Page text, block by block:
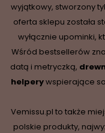
wyjątkowy, stworzony
oferta sklepu została
wyłącznie upominki,
Wśród bestsellerów
datą i metryczką,
helperywspierające
Vemissu.pl to także
polskie produkty,